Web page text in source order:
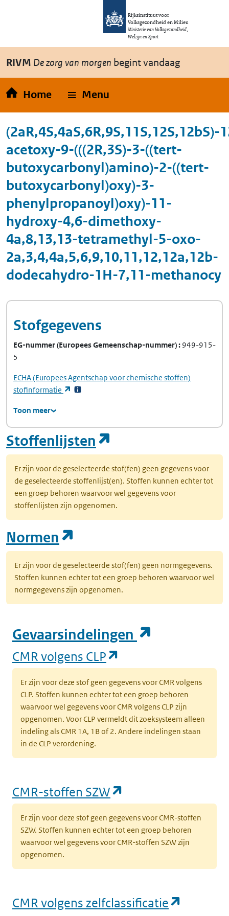
Overslaan en naar de inhoud gaan
Rijksinstituut voor
Volksgezondheid en Milieu
Ministerie van Volksgezondheid,
Welzijn en Sport
RIVM De zorg van morgen begint vandaag
Home Menu
(2aR,4S,4aS,6R,9S,11S,12S,12bS)-
acetoxy-9-(((2R,3S)-3-((tert-
butoxycarbonyl)amino)-2-((tert-
butoxycarbonyl)oxy)-3-
phenylpropanoyl)oxy)-11-
hydroxy-4,6-dimethoxy-
4a,8,13,13-tetramethyl-5-oxo-
2a,3,4,4a,5,6,9,10,11,12,12a,12b-
dodecahydro-1H-7,11-methanocy
Stofgegevens
EG-nummer(Europees Gemeenschap-nummer) 949-915-
5
ECHA(Europees Agentschap voor chemische stoffen)
stofinformatie
(opent in een nieuw tabblad)
Toon meer
Stoffenlijsten
Er zijn voor de geselecteerde stof(fen) geen gegevens voor
de geselecteerde stoffenlijst(en). Stoffen kunnen echter tot
een groep behoren waarvoor wel gegevens voor
stoffenlijsten zijn opgenomen.
Normen
Er zijn voor de geselecteerde stof(fen) geen normgegevens.
Stoffen kunnen echter tot een groep behoren waarvoor wel
normgegevens zijn opgenomen.
Gevaarsindelingen
CMR volgens CLP
Er zijn voor deze stof geen gegevens voor CMR volgens
CLP. Stoffen kunnen echter tot een groep behoren
waarvoor wel gegevens voor CMR volgens CLP zijn
opgenomen. Voor CLP vermeldt dit zoeksysteem alleen
indeling als CMR 1A, 1B of 2. Andere indelingen staan
in de CLP verordening.
CMR-stoffen SZW
Er zijn voor deze stof geen gegevens voor CMR-stoffen
SZW. Stoffen kunnen echter tot een groep behoren
waarvoor wel gegevens voor CMR-stoffen SZW zijn
opgenomen.
CMR volgens zelfclassificatie